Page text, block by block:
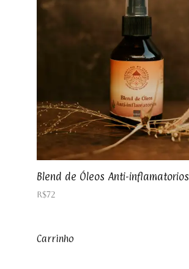
Blend de Óleos Anti-inflamatorios
R$72
Carrinho